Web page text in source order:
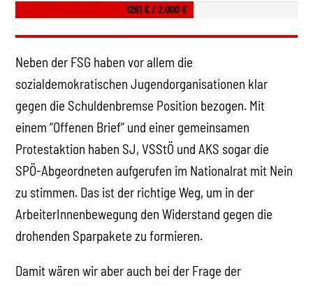
1261 € / 2.000 €
Neben der FSG haben vor allem die
sozialdemokratischen Jugendorganisationen klar
gegen die Schuldenbremse Position bezogen. Mit
einem “Offenen Brief” und einer gemeinsamen
Protestaktion haben SJ, VSStÖ und AKS sogar die
SPÖ-Abgeordneten aufgerufen im Nationalrat mit Nein
zu stimmen. Das ist der richtige Weg, um in der
ArbeiterInnenbewegung den Widerstand gegen die
drohenden Sparpakete zu formieren.
Damit wären wir aber auch bei der Frage der